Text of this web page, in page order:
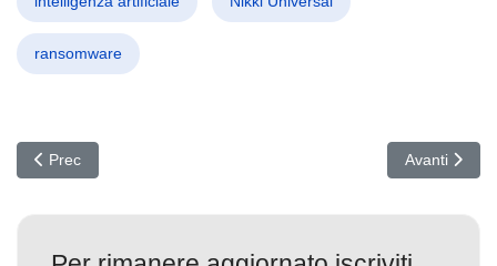
ransomware
Articolo precedente: Cyber Minaccia "gayfemboy": La Nuova
Prec Articolo
Avanti